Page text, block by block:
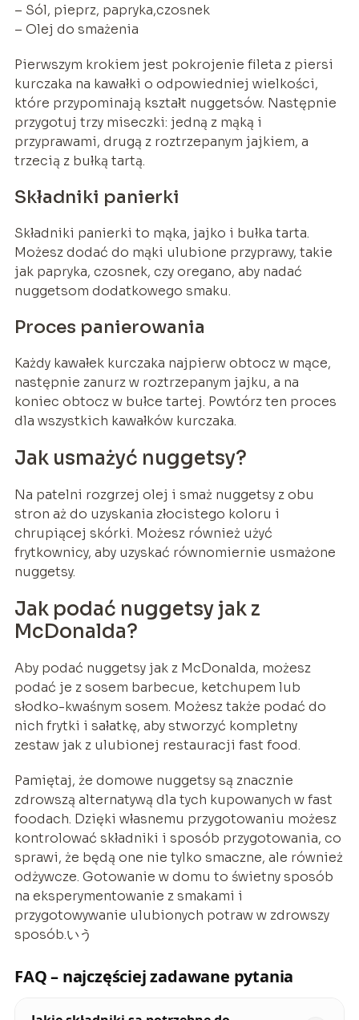
– Sól, pieprz, papryka,czosnek
– Olej do smażenia
Pierwszym krokiem jest pokrojenie fileta z piersi
kurczaka na kawałki o odpowiedniej wielkości,
które przypominają kształt nuggetsów. Następnie
przygotuj trzy miseczki: jedną z mąką i
przyprawami, drugą z roztrzepanym jajkiem, a
trzecią z bułką tartą.
Składniki panierki
Składniki panierki to mąka, jajko i bułka tarta.
Możesz dodać do mąki ulubione przyprawy, takie
jak papryka, czosnek, czy oregano, aby nadać
nuggetsom dodatkowego smaku.
Proces panierowania
Każdy kawałek kurczaka najpierw obtocz w mące,
następnie zanurz w roztrzepanym jajku, a na
koniec obtocz w bułce tartej. Powtórz ten proces
dla wszystkich kawałków kurczaka.
Jak usmażyć nuggetsy?
Na patelni rozgrzej olej i smaż nuggetsy z obu
stron aż do uzyskania złocistego koloru i
chrupiącej skórki. Możesz również użyć
frytkownicy, aby uzyskać równomiernie usmażone
nuggetsy.
Jak podać nuggetsy jak z
McDonalda?
Aby podać nuggetsy jak z McDonalda, możesz
podać je z sosem barbecue, ketchupem lub
słodko-kwaśnym sosem. Możesz także podać do
nich frytki i sałatkę, aby stworzyć kompletny
zestaw jak z ulubionej restauracji fast food.
Pamiętaj, że domowe nuggetsy są znacznie
zdrowszą alternatywą dla tych kupowanych w fast
foodach. Dzięki własnemu przygotowaniu możesz
kontrolować składniki i sposób przygotowania, co
sprawi, że będą one nie tylko smaczne, ale również
odżywcze. Gotowanie w domu to świetny sposób
na eksperymentowanie z smakami i
przygotowywanie ulubionych potraw w zdrowszy
sposób.いう
FAQ – najczęściej zadawane pytania